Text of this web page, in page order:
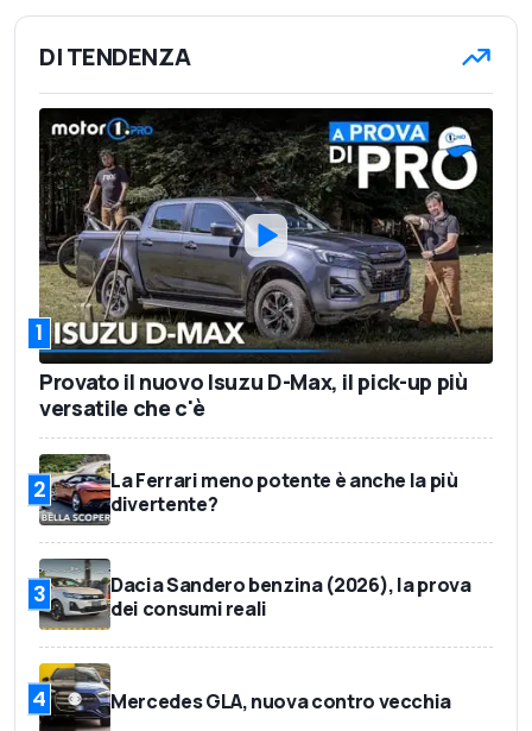
DI TENDENZA
1
Provato il nuovo Isuzu D-Max, il pick-up più
versatile che c'è
2
La Ferrari meno potente è anche la più
divertente?
3
Dacia Sandero benzina (2026), la prova
dei consumi reali
4 Mercedes GLA, nuova contro vecchia